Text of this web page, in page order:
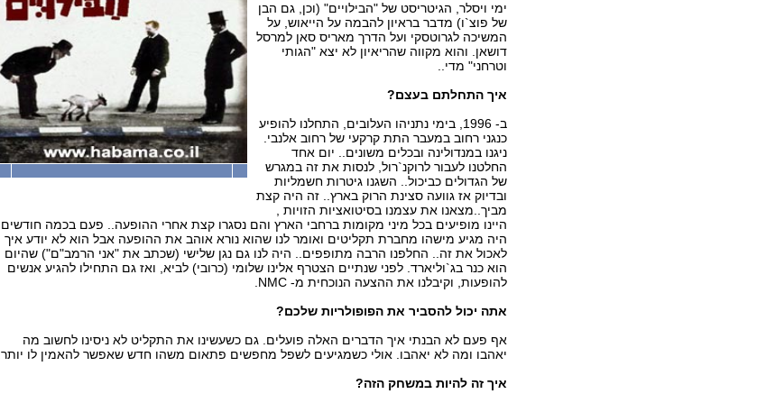
ימי ויסלר, הגיטריסט של "הבילויים" (וכן, גם הבן
של פוצ`ו) מדבר בראיון להבמה על הייאוש, על
המשיכה לגרוטסקי ועל הדרך מאריס סאן למרסל
דושאן. והוא מקווה שהריאיון לא יצא "הגותי
וטרחני" מדי..
איך התחלתם בעצם?
ב- 1996, בימי נתניהו העלובים, התחלנו להופיע
כנגני רחוב במעבר התת קרקעי של רחוב אלנבי.
ניגנו במנדולינה ובכלים משונים.. יום אחד
החלטנו לעבור לרוקנ`רול, לנסות את זה במגרש
של הגדולים כביכול.. השגנו גיטרות חשמליות
ובדיוק אז גוועה סצינת הרוק בארץ.. זה היה קצת
מביך..מצאנו את עצמנו בסיטואציות הזויות ,
היינו מופיעים בכל מיני מקומות ברחבי הארץ והם נסגרו קצת אחרי ההופעה.. פעם בכמה חודשים
היה מגיע מישהו מחברת תקליטים ואומר לנו שהוא נורא אוהב את ההופעה אבל הוא לא יודע איך
לאכול את זה.. החלפנו הרבה מתופפים.. היה לנו גם נגן שלישי (שכתב את "אני הרמב"ם") שהיום
הוא כנר בג`וליארד. לפני שנתיים הצטרף אלינו שלומי (כרובי) לביא, ואז גם התחילו להגיע אנשים
להופעות, וקיבלנו את ההצעה הנוכחית מ- NMC.
אתה יכול להסביר את הפופולריות שלכם?
אף פעם לא הבנתי איך הדברים האלה פועלים. גם כשעשינו את התקליט לא ניסינו לחשוב מה
יאהבו ומה לא יאהבו. אולי כשמגיעים לשפל מחפשים פתאום משהו חדש שאפשר להאמין לו יותר.
איך זה להיות במשחק הזה?